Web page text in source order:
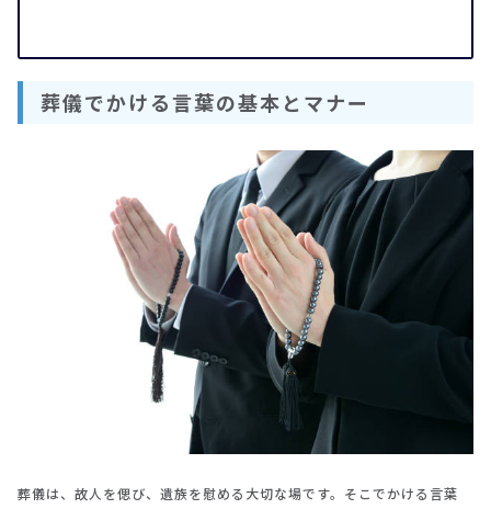
葬儀でかける言葉の基本とマナー
葬儀は、故人を偲び、遺族を慰める大切な場です。そこでかける言葉